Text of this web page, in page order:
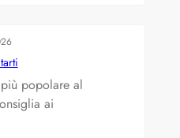
popolare al
ai